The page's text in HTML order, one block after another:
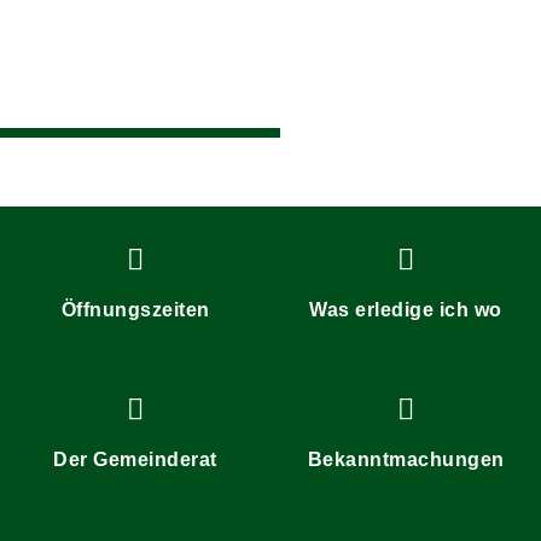
Öffnungszeiten Was erledige ich wo
Der Gemeinderat Bekanntmachungen